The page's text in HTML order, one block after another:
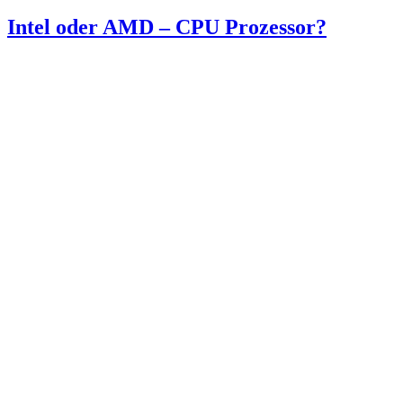
Intel oder AMD – CPU Prozessor?